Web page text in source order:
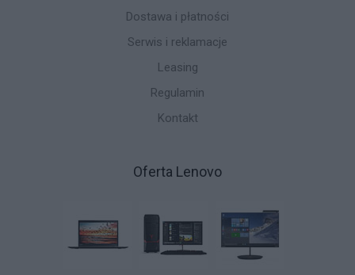
Dostawa i płatności
Serwis i reklamacje
Leasing
Regulamin
Kontakt
Oferta Lenovo